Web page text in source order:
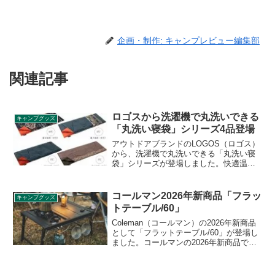
企画・制作: キャンプレビュー編集部
関連記事
キャンプグッズ
ロゴスから洗濯機で丸洗いできる
「丸洗い寝袋」シリーズ4品登場
アウトドアブランドのLOGOS（ロゴス）
から、洗濯機で丸洗いできる「丸洗い寝
袋」シリーズが登場しました。快適温度
袋の詳細をレビューします。
キャンプグッズ
コールマン2026年新商品「フラッ
トテーブル/60」
Coleman（コールマン）の2026年新商品
として「フラットテーブル/60」が登場し
ました。コールマンの2026年新商品であ